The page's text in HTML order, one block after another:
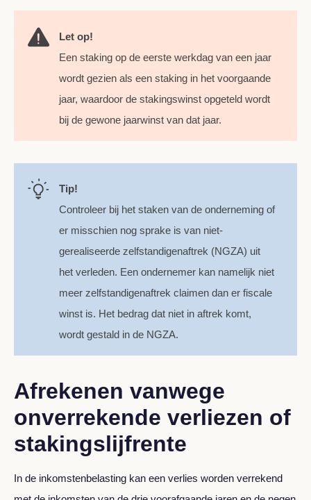
Let op!
Een staking op de eerste werkdag van een jaar
wordt gezien als een staking in het voorgaande
jaar, waardoor de stakingswinst opgeteld wordt
bij de gewone jaarwinst van dat jaar.
Tip!
Controleer bij het staken van de onderneming of
er misschien nog sprake is van niet-
gerealiseerde zelfstandigenaftrek (NGZA) uit
het verleden. Een ondernemer kan namelijk niet
meer zelfstandigenaftrek claimen dan er fiscale
winst is. Het bedrag dat niet in aftrek komt,
wordt gestald in de NGZA.
Afrekenen vanwege
onverrekende verliezen of
stakingslijfrente
In de inkomstenbelasting kan een verlies worden verrekend